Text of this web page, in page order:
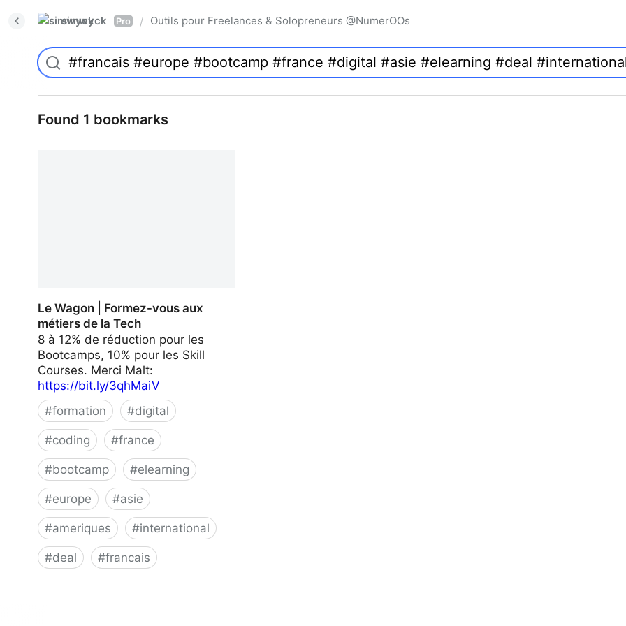
simwyck Pro / Outils pour Freelances & Solopreneurs @NumerOOs
Found 1 bookmarks
Le Wagon | Formez-vous aux
métiers de la Tech
8 à 12% de réduction pour les
Bootcamps, 10% pour les Skill
Courses. Merci Malt:
https://bit.ly/3qhMaiV
#formation #digital
#coding #france
#bootcamp #elearning
#europe #asie
#ameriques #international
#deal #francais